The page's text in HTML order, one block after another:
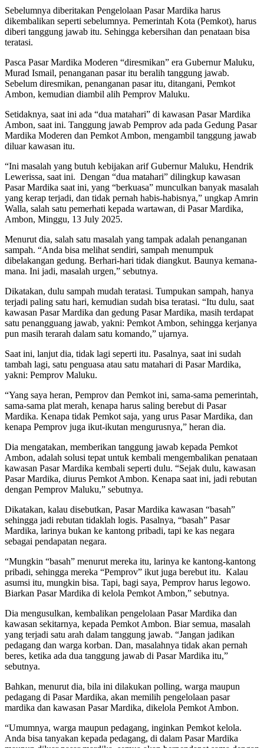
Sebelumnya diberitakan Pengelolaan Pasar Mardika harus
dikembalikan seperti sebelumnya. Pemerintah Kota (Pemkot), harus
diberi tanggung jawab itu. Sehingga kebersihan dan penataan bisa
teratasi.
Pasca Pasar Mardika Moderen “diresmikan” era Gubernur Maluku,
Murad Ismail, penanganan pasar itu beralih tanggung jawab.
Sebelum diresmikan, penanganan pasar itu, ditangani, Pemkot
Ambon, kemudian diambil alih Pemprov Maluku.
Setidaknya, saat ini ada “dua matahari” di kawasan Pasar Mardika
Ambon, saat ini. Tanggung jawab Pemprov ada pada Gedung Pasar
Mardika Moderen dan Pemkot Ambon, mengambil tanggung jawab
diluar kawasan itu.
“Ini masalah yang butuh kebijakan arif Gubernur Maluku, Hendrik
Lewerissa, saat ini. Dengan “dua matahari” dilingkup kawasan
Pasar Mardika saat ini, yang “berkuasa” munculkan banyak masalah
yang kerap terjadi, dan tidak pernah habis-habisnya,” ungkap Amrin
Walla, salah satu pemerhati kepada wartawan, di Pasar Mardika,
Ambon, Minggu, 13 July 2025.
Menurut dia, salah satu masalah yang tampak adalah penanganan
sampah. “Anda bisa melihat sendiri, sampah menumpuk
dibelakangan gedung. Berhari-hari tidak diangkut. Baunya kemana-
mana. Ini jadi, masalah urgen,” sebutnya.
Dikatakan, dulu sampah mudah teratasi. Tumpukan sampah, hanya
terjadi paling satu hari, kemudian sudah bisa teratasi. “Itu dulu, saat
kawasan Pasar Mardika dan gedung Pasar Mardika, masih terdapat
satu penangguang jawab, yakni: Pemkot Ambon, sehingga kerjanya
pun masih terarah dalam satu komando,” ujarnya.
Saat ini, lanjut dia, tidak lagi seperti itu. Pasalnya, saat ini sudah
tambah lagi, satu penguasa atau satu matahari di Pasar Mardika,
yakni: Pemprov Maluku.
“Yang saya heran, Pemprov dan Pemkot ini, sama-sama pemerintah,
sama-sama plat merah, kenapa harus saling berebut di Pasar
Mardika. Kenapa tidak Pemkot saja, yang urus Pasar Mardika, dan
kenapa Pemprov juga ikut-ikutan mengurusnya,” heran dia.
Dia mengatakan, memberikan tanggung jawab kepada Pemkot
Ambon, adalah solusi tepat untuk kembali mengembalikan penataan
kawasan Pasar Mardika kembali seperti dulu. “Sejak dulu, kawasan
Pasar Mardika, diurus Pemkot Ambon. Kenapa saat ini, jadi rebutan
dengan Pemprov Maluku,” sebutnya.
Dikatakan, kalau disebutkan, Pasar Mardika kawasan “basah”
sehingga jadi rebutan tidaklah logis. Pasalnya, “basah” Pasar
Mardika, larinya bukan ke kantong pribadi, tapi ke kas negara
sebagai pendapatan negara.
“Mungkin “basah” menurut mereka itu, larinya ke kantong-kantong
pribadi, sehingga mereka “Pemprov” ikut juga berebut itu. Kalau
asumsi itu, mungkin bisa. Tapi, bagi saya, Pemprov harus legowo.
Biarkan Pasar Mardika di kelola Pemkot Ambon,” sebutnya.
Dia mengusulkan, kembalikan pengelolaan Pasar Mardika dan
kawasan sekitarnya, kepada Pemkot Ambon. Biar semua, masalah
yang terjadi satu arah dalam tanggung jawab. “Jangan jadikan
pedagang dan warga korban. Dan, masalahnya tidak akan pernah
beres, ketika ada dua tanggung jawab di Pasar Mardika itu,”
sebutnya.
Bahkan, menurut dia, bila ini dilakukan polling, warga maupun
pedagang di Pasar Mardika, akan memilih pengelolaan pasar
mardika dan kawasan Pasar Mardika, dikelola Pemkot Ambon.
“Umumnya, warga maupun pedagang, inginkan Pemkot kelola.
Anda bisa tanyakan kepada pedagang, di dalam Pasar Mardika